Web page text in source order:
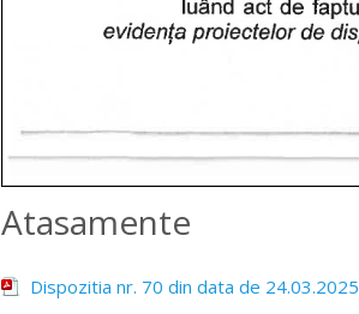
Atasamente
Dispozitia nr. 70 din data de 24.03.2025